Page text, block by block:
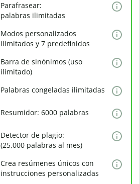
Parafrasear:
palabras ilimitadas
Modos personalizados
ilimitados y 7 predefinidos
Barra de sinónimos (uso
ilimitado)
Palabras congeladas ilimitadas
Resumidor: 6000 palabras
Detector de plagio:
(25,000 palabras al mes)
Crea resúmenes únicos con
instrucciones personalizadas